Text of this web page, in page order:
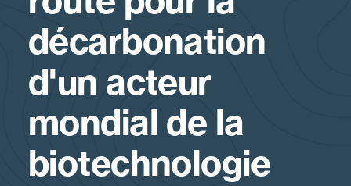
décarbonation
d'un acteur
mondial de la
biotechnologie